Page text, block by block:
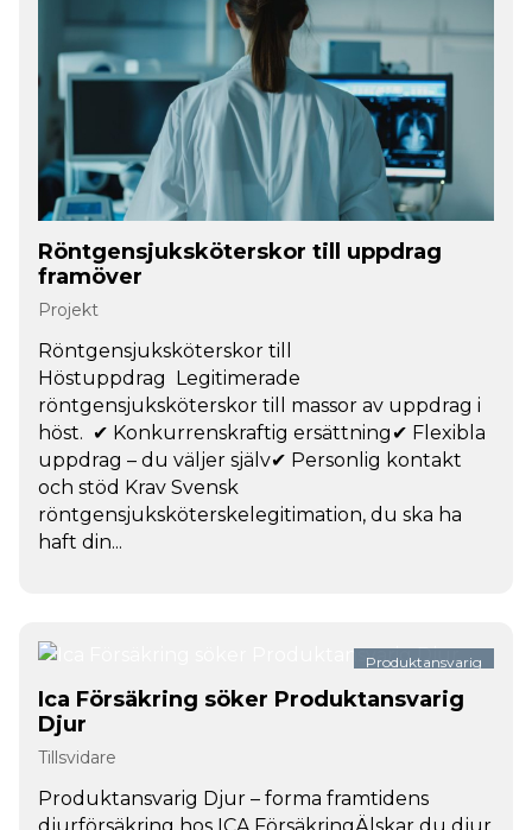
Röntgensjuksköterskor till uppdrag
framöver
Projekt
Röntgensjuksköterskor till
Höstuppdrag Legitimerade
röntgensjuksköterskor till massor av uppdrag i
höst. ✔ Konkurrenskraftig ersättning✔ Flexibla
uppdrag – du väljer själv✔ Personlig kontakt
och stöd Krav Svensk
röntgensjuksköterskelegitimation, du ska ha
haft din...
Produktansvarig
Ica Försäkring söker Produktansvarig
Djur
Tillsvidare
Produktansvarig Djur – forma framtidens